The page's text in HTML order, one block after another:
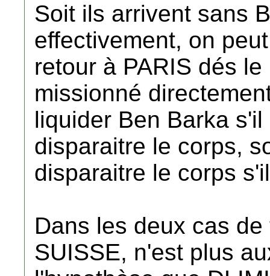
Soit ils arrivent sans
effectivement, on
retour à PARIS dés
missionné
liquider Ben Barka
disparaitre le corps,
disparaitre le corps
Dans les deux cas
SUISSE, n'est plus